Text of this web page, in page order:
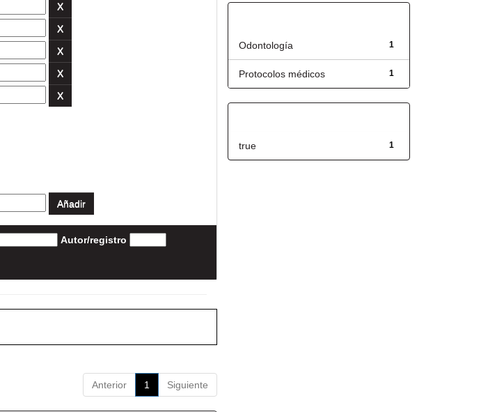
Autor/registro
Anterior 1 Siguiente
1
Odontología
1
Protocolos médicos
1
true